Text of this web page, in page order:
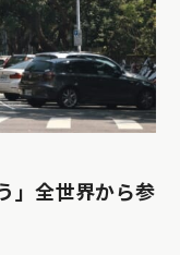
」全世界から参